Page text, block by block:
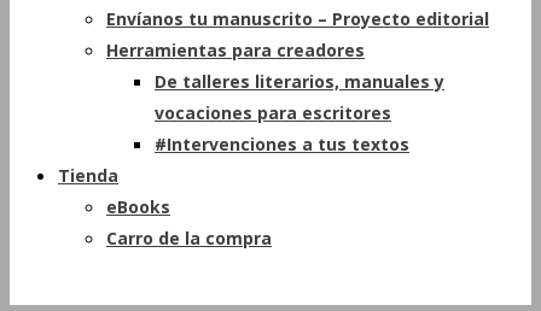
Envíanos tu manuscrito – Proyecto editorial
Herramientas para creadores
De talleres literarios, manuales y
vocaciones para escritores
#Intervenciones a tus textos
Tienda
eBooks
Carro de la compra